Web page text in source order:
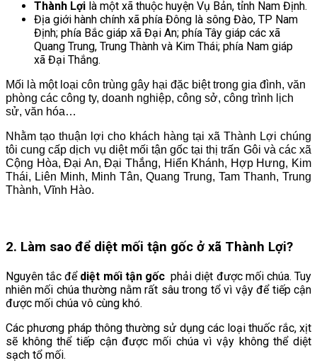
Thành Lợi là một xã thuộc huyện Vụ Bản, tỉnh Nam Định.
Địa giới hành chính xã phía Đông là sông Đào, TP Nam
Định; phía Bắc giáp xã Đại An; phía Tây giáp các xã
Quang Trung, Trung Thành và Kim Thái; phía Nam giáp
xã Đại Thắng.
Mối là một loại côn trùng gây hại đặc biệt trong gia đình, văn
phòng các công ty, doanh nghiệp, công sở, công trình lịch
sử, văn hóa…
Nhằm tạo thuận lợi cho khách hàng tại xã Thành Lợi chúng
tôi cung cấp dịch vụ diệt mối tận gốc tại thị trấn Gôi và các xã
Cộng Hòa, Đại An, Đại Thắng, Hiển Khánh, Hợp Hưng, Kim
Thái, Liên Minh, Minh Tân, Quang Trung, Tam Thanh, Trung
Thành, Vĩnh Hào.
2. Làm sao để diệt mối tận gốc ở xã Thành Lợi?
Nguyên tắc để diệt mối tận gốc phải diệt được mối chúa. Tuy
nhiên mối chúa thường nằm rất sâu trong tổ vì vậy để tiếp cận
được mối chúa vô cùng khó.
Các phương pháp thông thường sử dụng các loại thuốc rắc, xịt
sẽ không thể tiếp cận được mối chúa vì vậy không thể diệt
sạch tổ mối.